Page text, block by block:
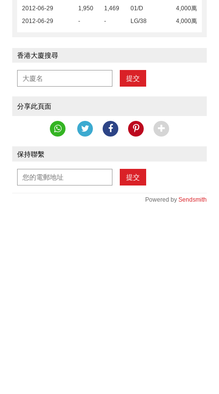
2012-06-29
1,950 1,469 01/D
4,000萬
2012-06-29
- - LG/38 4,000萬
香港大廈搜尋
提交
分享此頁面
保持聯繫
提交
Powered by Sendsmith